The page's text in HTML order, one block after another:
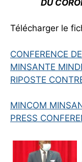
DU
Télécharger le
CONFERENCE
MINSANTE
RIPOSTE
MINCOM
PRESS